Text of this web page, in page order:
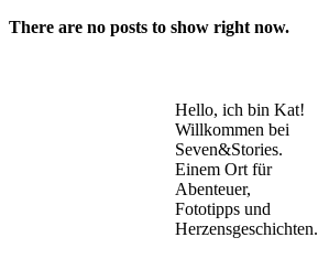
There are no posts to show right now.
Hello, ich bin Kat!
Willkommen bei
Seven&Stories.
Einem Ort für
Abenteuer,
Fototipps und
Herzensgeschichten.